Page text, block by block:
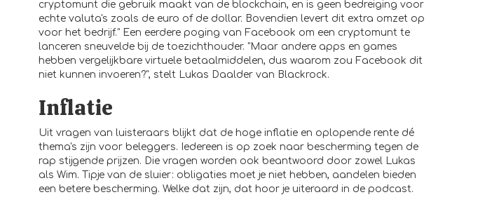
cryptomunt die gebruik maakt van de blockchain, en is geen bedreiging voor
echte valuta's zoals de euro of de dollar. Bovendien levert dit extra omzet op
voor het bedrijf." Een eerdere poging van Facebook om een cryptomunt te
lanceren sneuvelde bij de toezichthouder. "Maar andere apps en games
hebben vergelijkbare virtuele betaalmiddelen, dus waarom zou Facebook dit
niet kunnen invoeren?", stelt Lukas Daalder van Blackrock.
Inflatie
Uit vragen van luisteraars blijkt dat de hoge inflatie en oplopende rente dé
thema's zijn voor beleggers. Iedereen is op zoek naar bescherming tegen de
rap stijgende prijzen. Die vragen worden ook beantwoord door zowel Lukas
als Wim. Tipje van de sluier: obligaties moet je niet hebben, aandelen bieden
een betere bescherming. Welke dat zijn, dat hoor je uiteraard in de podcast.